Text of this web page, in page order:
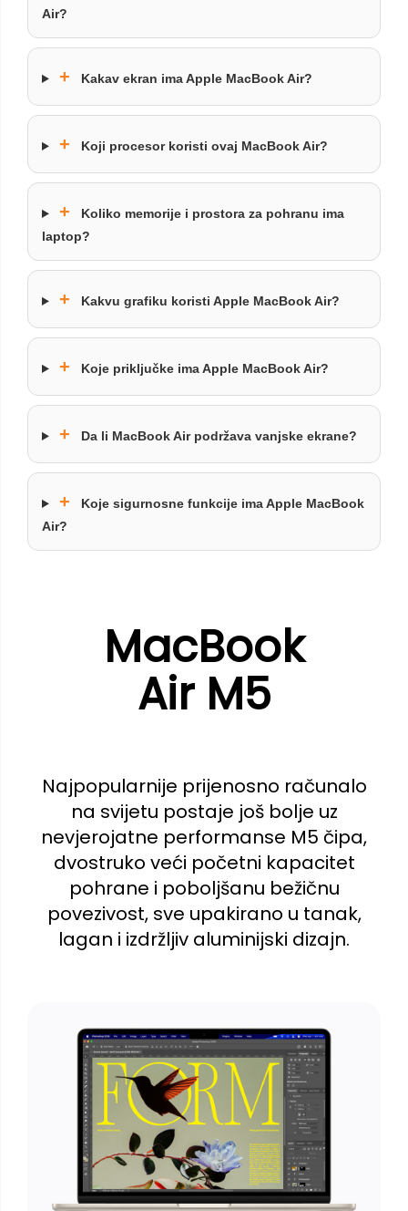
Air?
+ Kakav ekran ima Apple MacBook Air?
+ Koji procesor koristi ovaj MacBook Air?
+
Koliko memorije i prostora za pohranu ima
laptop?
+ Kakvu grafiku koristi Apple MacBook Air?
+ Koje priključke ima Apple MacBook Air?
+ Da li MacBook Air podržava vanjske ekrane?
+
Koje sigurnosne funkcije ima Apple MacBook
Air?
MacBook
Air M5
Najpopularnije prijenosno računalo
na svijetu postaje još bolje uz
nevjerojatne performanse M5 čipa,
dvostruko veći početni kapacitet
pohrane i poboljšanu bežičnu
povezivost, sve upakirano u tanak,
lagan i izdržljiv aluminijski dizajn.